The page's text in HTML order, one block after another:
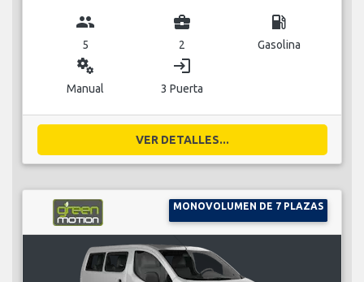
group
5
business_center
2
local_gas_station
Gasolina
miscellaneous_services
Manual
login
3 Puerta
VER DETALLES...
MONOVOLUMEN DE 7 PLAZAS